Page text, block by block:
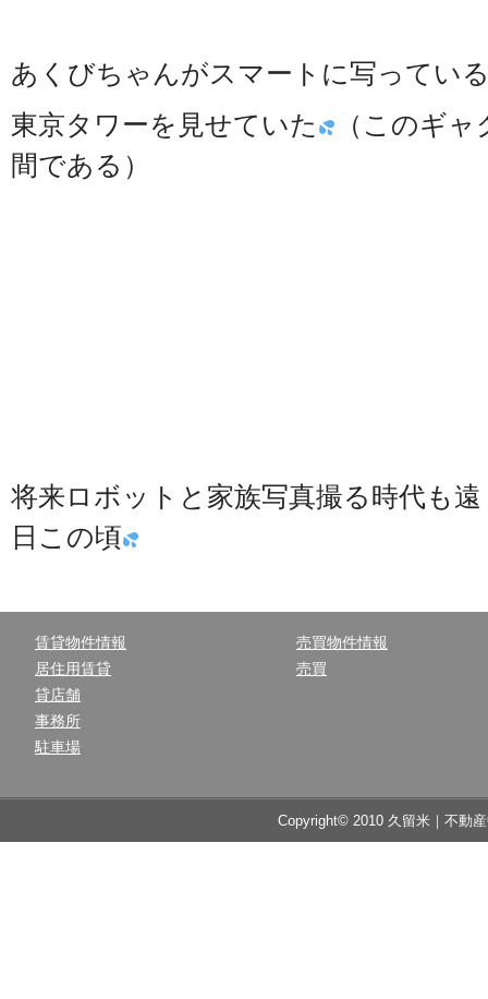
あくびちゃんがスマートに写ってい
東京タワーを見せていた
（このギ
間である）
将来ロボットと家族写真撮る時代も
日この頃
賃貸物件情報
居住用賃貸
貸店舗
事務所
駐車場
売買物件情報
売買
Copyright© 2010 久留米｜不動